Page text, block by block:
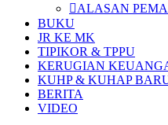
ALASAN
BUKU
JR KE MK
TIPIKOR & TPPU
KERUGIAN
KUHP & KUHAP
BERITA
VIDEO